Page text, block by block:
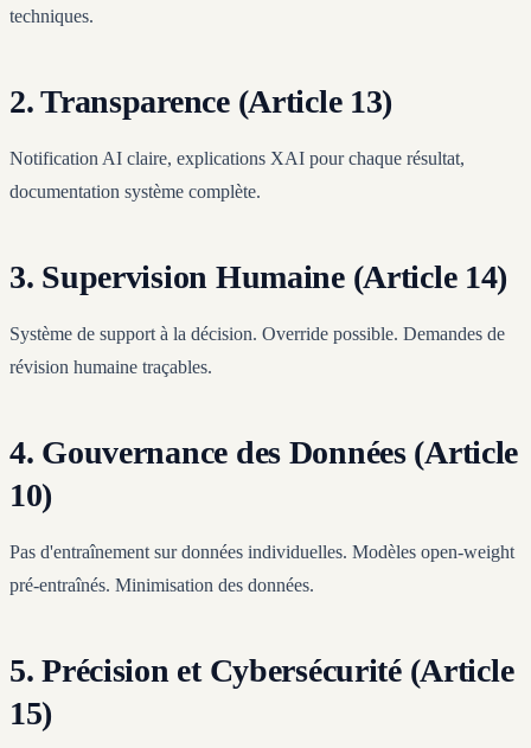
techniques.
2. Transparence (Article 13)
Notification AI claire, explications XAI pour chaque résultat,
documentation système complète.
3. Supervision Humaine (Article 14)
Système de support à la décision. Override possible. Demandes de
révision humaine traçables.
4. Gouvernance des Données (Article
10)
Pas d'entraînement sur données individuelles. Modèles open-weight
pré-entraînés. Minimisation des données.
5. Précision et Cybersécurité (Article
15)